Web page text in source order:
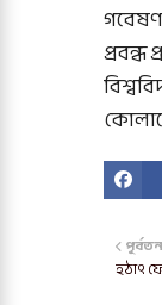
পূর্বতন
হঠাৎ